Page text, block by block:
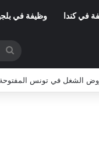
وظيفة في في كندا
الشغل في تونس المفتوحة